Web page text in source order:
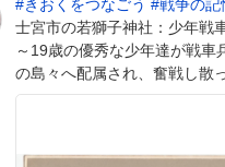
#きおくをつなごう #戦争の記
士宮市の若獅子神社：少年戦
～19歳の優秀な少年達が戦
の島々へ配属され、奮戦し散